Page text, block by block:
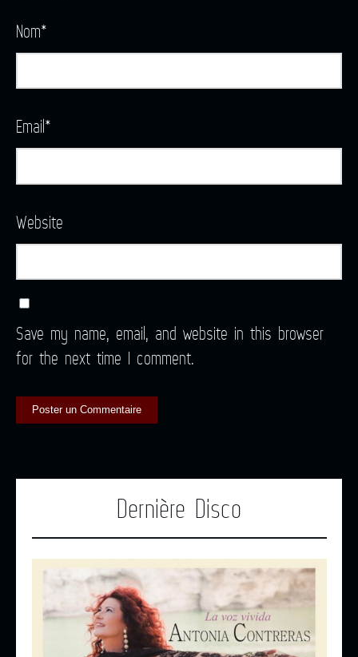
Nom*
Email*
Website
Save my name, email, and website in this browser
for the next time I comment.
Dernière Disco